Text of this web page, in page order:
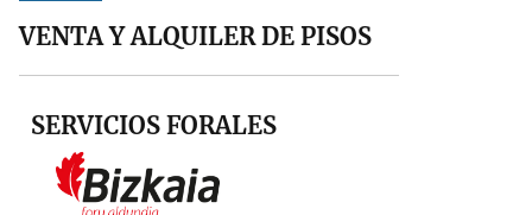
VENTA Y ALQUILER DE PISOS
SERVICIOS FORALES